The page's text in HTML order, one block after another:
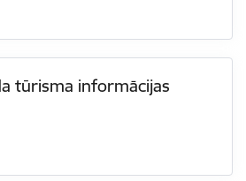
tūrisma informācijas